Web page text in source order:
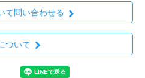
て問い合わせる
ついて